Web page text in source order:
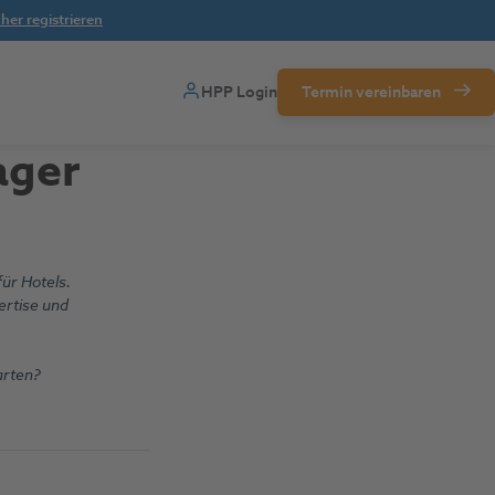
registrieren
HPP Login Termin vereinbaren
Hotels.
und